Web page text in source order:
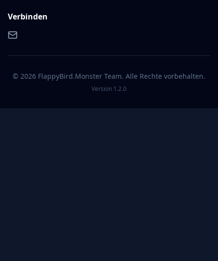
Verbinden
© 2026 FlappyBird.Monster Team. Alle Rechte vorbehalten.
Version 1.2.0